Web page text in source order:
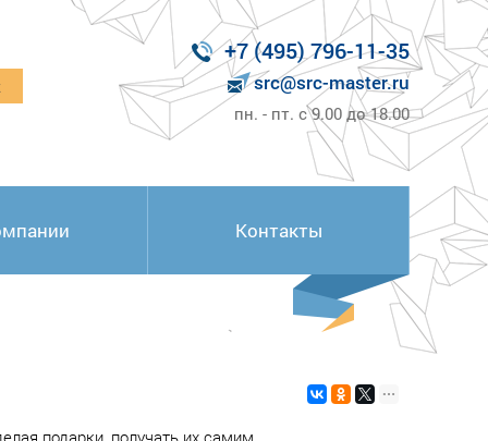
+7 (495) 796-11-35
src@src-master.ru
пн. - пт. с 9.00 до 18.00
Контакты
подарки, получать их самим.